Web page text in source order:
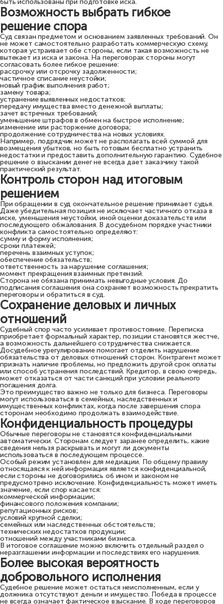
быть использованы при подготовке иска.
Возможность выбрать гибкое
решение спора
Суд связан предметом и основанием заявленных требований. Он
не может самостоятельно разработать коммерческую схему,
которая устраивает обе стороны, если такая возможность не
вытекает из иска и закона. На переговорах стороны могут
согласовать более гибкое решение:
рассрочку или отсрочку задолженности;
частичное списание неустойки;
новый график выполнения работ;
замену товара;
устранение выявленных недостатков;
передачу имущества вместо денежной выплаты;
зачет встречных требований;
уменьшение штрафов в обмен на быстрое исполнение;
изменение или расторжение договора;
продолжение сотрудничества на новых условиях.
Например, подрядчик может не располагать всей суммой для
возмещения убытков, но быть готовым бесплатно устранить
недостатки и предоставить дополнительную гарантию. Судебное
решение о взыскании денег не всегда дает заказчику такой
практический результат.
Контроль сторон над итоговым
решением
При обращении в суд окончательное решение принимает судья.
Даже убедительная позиция не исключает частичного отказа в
иске, уменьшения неустойки, иной оценки доказательств или
последующего обжалования. В досудебном порядке участники
конфликта самостоятельно определяют:
сумму и форму исполнения;
сроки платежей;
перечень взаимных уступок;
обеспечение обязательств;
ответственность за нарушение соглашения;
момент прекращения взаимных претензий.
Сторона не обязана принимать невыгодные условия. До
подписания соглашения она сохраняет возможность прекратить
переговоры и обратиться в суд.
Сохранение деловых и личных
отношений
Судебный спор часто усиливает противостояние. Переписка
приобретает формальный характер, позиции становятся жестче,
а возможность дальнейшего сотрудничества снижается.
Досудебное урегулирование помогает отделить нарушение
обязательства от деловых отношений сторон. Контрагент может
признать наличие проблемы, но предложить другой срок оплаты
или способ устранения последствий. Кредитор, в свою очередь,
может отказаться от части санкций при условии реального
погашения долга.
Это преимущество важно не только для бизнеса. Переговоры
могут использоваться в семейных, наследственных и
имущественных конфликтах, когда после завершения спора
сторонам необходимо продолжать взаимодействие.
Конфиденциальность процедуры
Обычные переговоры не становятся конфиденциальными
автоматически. Сторонам следует заранее определить, какие
сведения нельзя раскрывать и могут ли документы
использоваться в последующем процессе.
Особый режим установлен для медиации. По общему правилу
относящаяся к ней информация является конфиденциальной,
если стороны не договорились об ином и законом не
предусмотрено исключение. Конфиденциальность может иметь
значение, если спор касается:
коммерческой информации;
финансового положения компании;
репутационных рисков;
условий крупной сделки;
семейных или наследственных обстоятельств;
технических недостатков продукции;
отношений между участниками бизнеса.
В итоговое соглашение можно включить отдельный раздел о
неразглашении информации и последствиях его нарушения.
Более высокая вероятность
добровольного исполнения
Судебное решение может остаться неисполненным, если у
должника отсутствуют деньги и имущество. Победа в процессе
не всегда означает фактическое взыскание. В ходе переговоров